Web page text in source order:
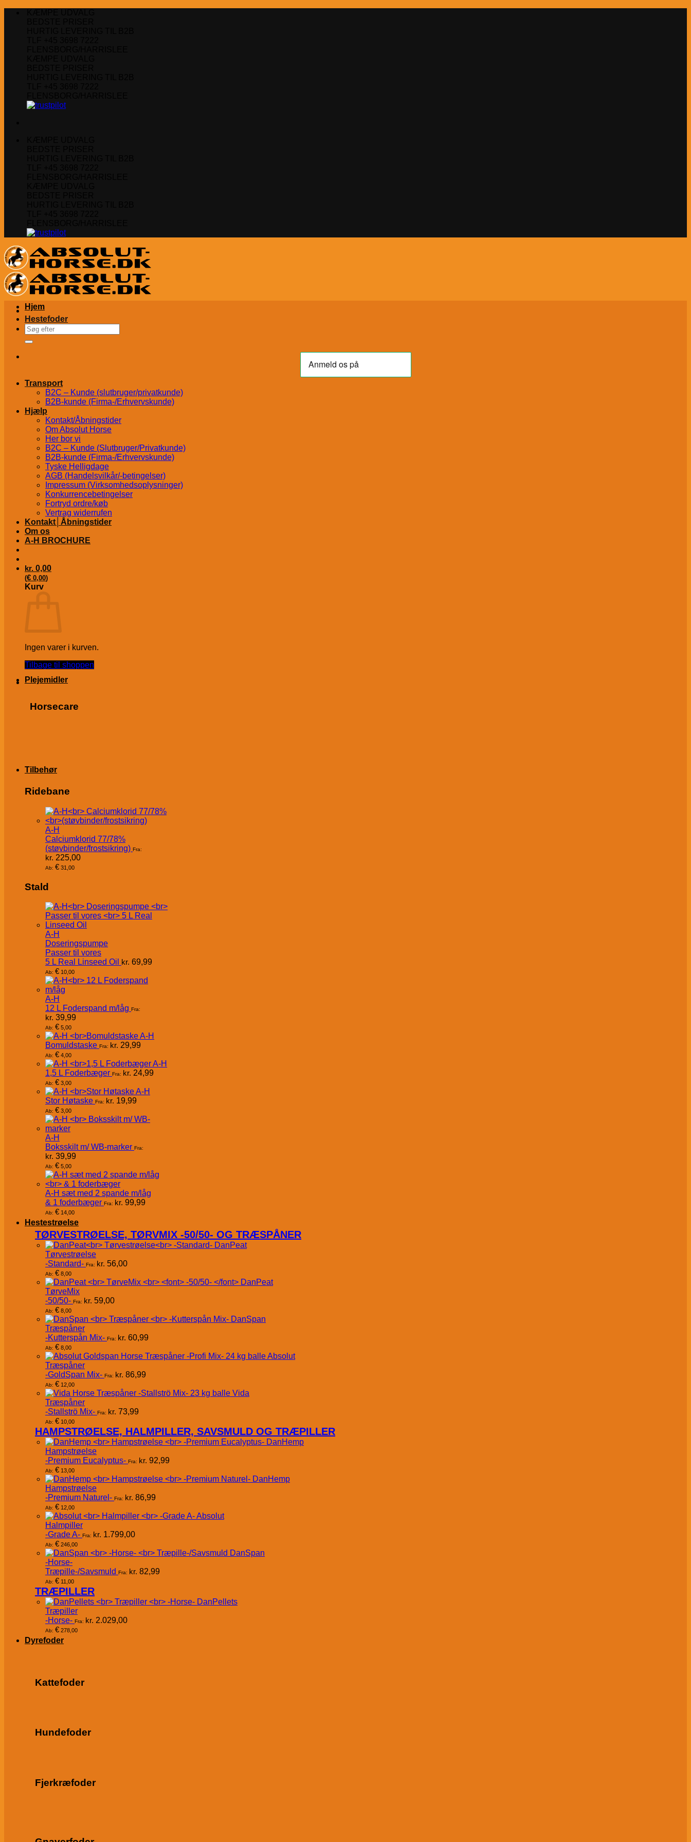
Søg
efter:
Transport
B2C – Kunde (slutbruger/privatkunde)
B2B-kunde (Firma-/Erhvervskunde)
Hjælp
Kontakt/Åbningstider
Om Absolut Horse
Her bor vi
B2C – Kunde (Slutbruger/Privatkunde)
B2B-kunde (Firma-/Erhvervskunde)
Tyske Helligdage
AGB (Handelsvilkår/-betingelser)
Impressum (Virksomhedsoplysninger)
Konkurrencebetingelser
Fortryd ordre/køb
Vertrag widerrufen
Kontakt│Åbningstider
Om os
A-H BROCHURE
kr. 0,00
(€ 0,00)
Kurv
Ingen varer i kurven.
Tilbage til shoppen
Hjem
Hestefoder
Plejemidler
Horsecare
Tilbehør
Ridebane
A-H
Calciumklorid 77/78%
(støvbinder/frostsikring) Fra:
kr. 225,00
Ab: € 31,00
Stald
A-H
Doseringspumpe
Passer til vores
5 L Real Linseed Oil kr. 69,99
Ab: € 10,00
A-H
12 L Foderspand m/låg Fra:
kr. 39,99
Ab: € 5,00
A-H
Bomuldstaske Fra: kr. 29,99
Ab: € 4,00
A-H
1,5 L Foderbæger Fra: kr. 24,99
Ab: € 3,00
A-H
Stor Høtaske Fra: kr. 19,99
Ab: € 3,00
A-H
Boksskilt m/ WB-marker Fra:
kr. 39,99
Ab: € 5,00
A-H sæt med 2 spande m/låg
& 1 foderbæger Fra: kr. 99,99
Ab: € 14,00
Hestestrøelse
TØRVESTRØELSE, TØRVMIX -50/50- OG TRÆSPÅNER
DanPeat
Tørvestrøelse
-Standard- Fra: kr. 56,00
Ab: € 8,00
DanPeat
TørveMix
-50/50- Fra: kr. 59,00
Ab: € 8,00
DanSpan
Træspåner
-Kutterspån Mix- Fra: kr. 60,99
Ab: € 8,00
Absolut
Træspåner
-GoldSpan Mix- Fra: kr. 86,99
Ab: € 12,00
Vida
Træspåner
-Stallströ Mix- Fra: kr. 73,99
Ab: € 10,00
HAMPSTRØELSE, HALMPILLER, SAVSMULD OG TRÆPILLER
DanHemp
Hampstrøelse
-Premium Eucalyptus- Fra: kr. 92,99
Ab: € 13,00
DanHemp
Hampstrøelse
-Premium Naturel- Fra: kr. 86,99
Ab: € 12,00
Absolut
Halmpiller
-Grade A- Fra: kr. 1.799,00
Ab: € 246,00
DanSpan
-Horse-
Træpille-/Savsmuld Fra: kr. 82,99
Ab: € 11,00
TRÆPILLER
DanPellets
Træpiller
-Horse- Fra: kr. 2.029,00
Ab: € 278,00
Dyrefoder
Kattefoder
Hundefoder
Fjerkræfoder